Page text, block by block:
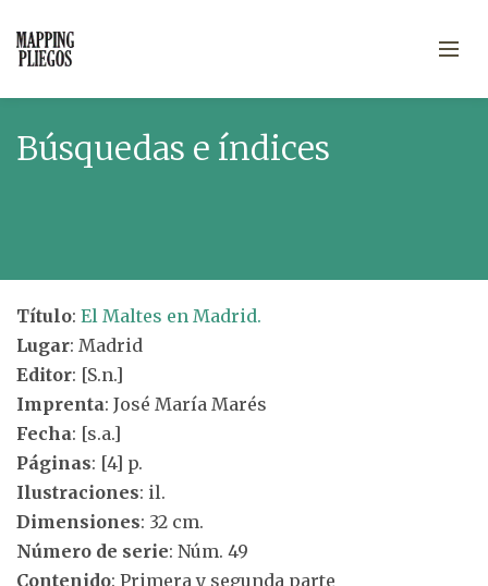
Búsquedas e índices
Título: El Maltes en Madrid.
Lugar: Madrid
Editor: [S.n.]
Imprenta: José María Marés
Fecha: [s.a.]
Páginas: [4] p.
Ilustraciones: il.
Dimensiones: 32 cm.
Número de serie: Núm. 49
Contenido: Primera y segunda parte